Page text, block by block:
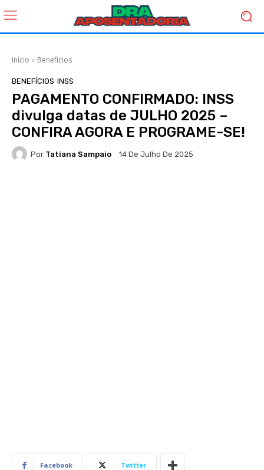
Início Benefícios
BENEFÍCIOS INSS
PAGAMENTO CONFIRMADO: INSS
divulga datas de JULHO 2025 –
CONFIRA AGORA E PROGRAME-SE!
Por Tatiana Sampaio 14 De Julho De 2025
Facebook Twitter